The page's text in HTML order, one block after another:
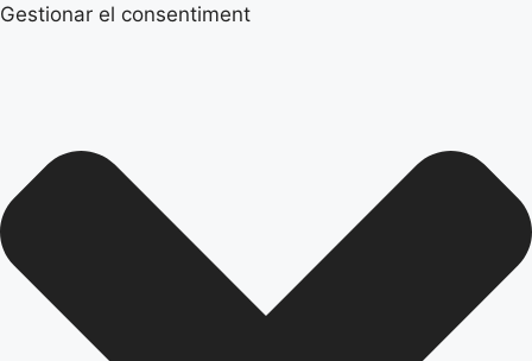
Gestionar el consentiment